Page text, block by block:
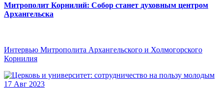
Митрополит Корнилий: Собор станет духовным центром
Архангельска
Интервью Митрополита Архангельского и Холмогорского
Корнилия
17 Авг 2023